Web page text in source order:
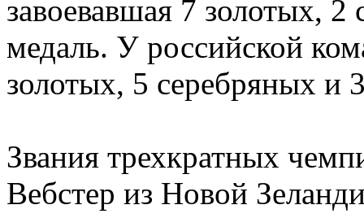
завоевавшая 7 золотых,
медаль. У российской
золотых, 5 серебряных и
Звания трехкратных
Вебстер из Новой